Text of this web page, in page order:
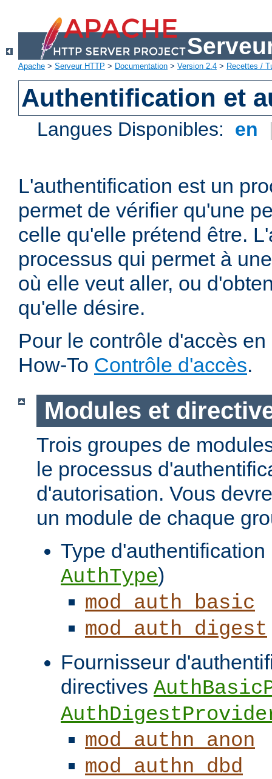
Apache > Serveur HTTP > Documentation > Version 2.4 > Recettes /
Authentification et
Langues Disponibles: en
L'authentification est un
permet de vérifier qu'une
celle qu'elle prétend être.
processus qui permet à
où elle veut aller, ou
qu'elle désire.
Pour le contrôle d'accès
How-To Contrôle d'accès.
Modules et
Trois groupes de
le processus
d'autorisation. Vous
un module de chaque
Type
AuthType)
mod_auth_basic
mod_auth_digest
Fournisseur
directives
mod_authn_anon
mod_authn_dbd